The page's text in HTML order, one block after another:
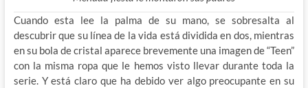
Cuando esta lee la palma de su mano, se sobresalta al
descubrir que su línea de la vida está dividida en dos, mientras
en su bola de cristal aparece brevemente una imagen de “Teen”
con la misma ropa que le hemos visto llevar durante toda la
serie. Y está claro que ha debido ver algo preocupante en su